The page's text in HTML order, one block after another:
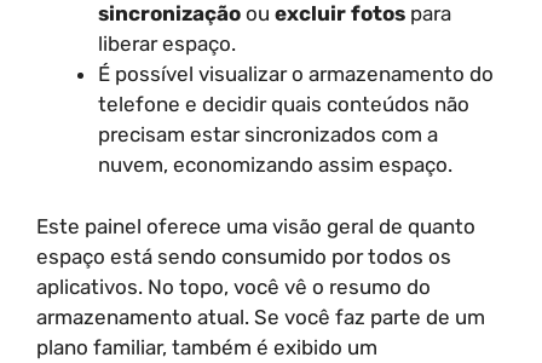
sincronização ou excluir fotos para
liberar espaço.
É possível visualizar o armazenamento do
telefone e decidir quais conteúdos não
precisam estar sincronizados com a
nuvem, economizando assim espaço.
Este painel oferece uma visão geral de quanto
espaço está sendo consumido por todos os
aplicativos. No topo, você vê o resumo do
armazenamento atual. Se você faz parte de um
plano familiar, também é exibido um